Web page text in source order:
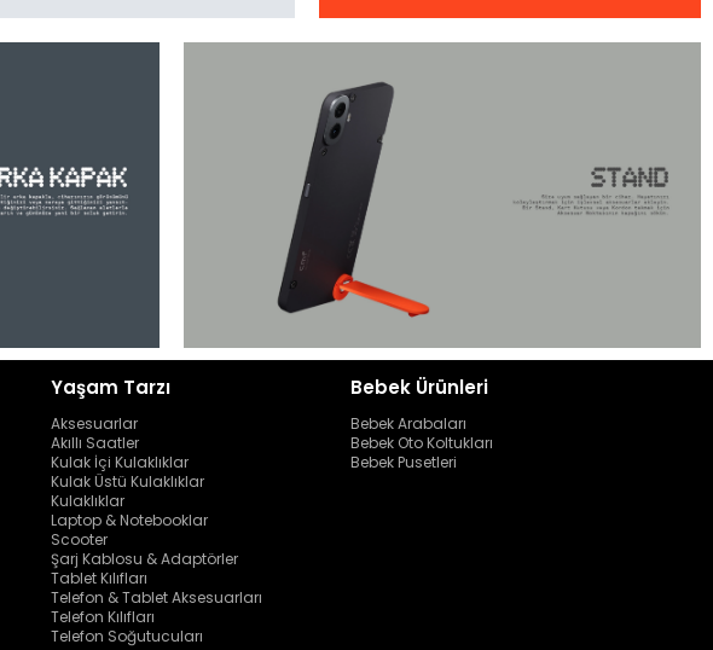
Yaşam Tarzı
Aksesuarlar
Akıllı Saatler
Kulak İçi Kulaklıklar
Kulak Üstü Kulaklıklar
Kulaklıklar
Laptop & Notebooklar
Scooter
Şarj Kablosu & Adaptörler
Tablet Kılıfları
Telefon & Tablet Aksesuarları
Telefon Kılıfları
Telefon Soğutucuları
Bebek Ürünleri
Bebek Arabaları
Bebek Oto Koltukları
Bebek Pusetleri